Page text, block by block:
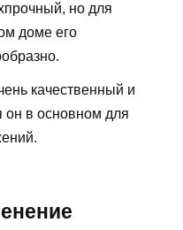
но для
доме его
качественный и
он в основном для